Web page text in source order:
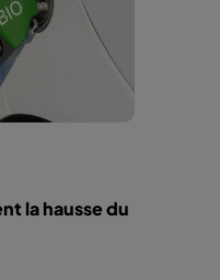
la hausse du